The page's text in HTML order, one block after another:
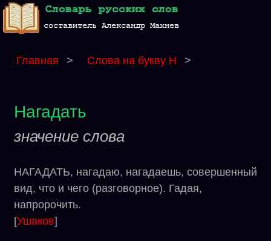
Главная > Слова на букву Н >
Нагадать
значение слова
НАГАДАТЬ, нагадаю, нагадаешь, совершенный
вид, что и чего (разговорное). Гадая,
напророчить.
[Ушаков]